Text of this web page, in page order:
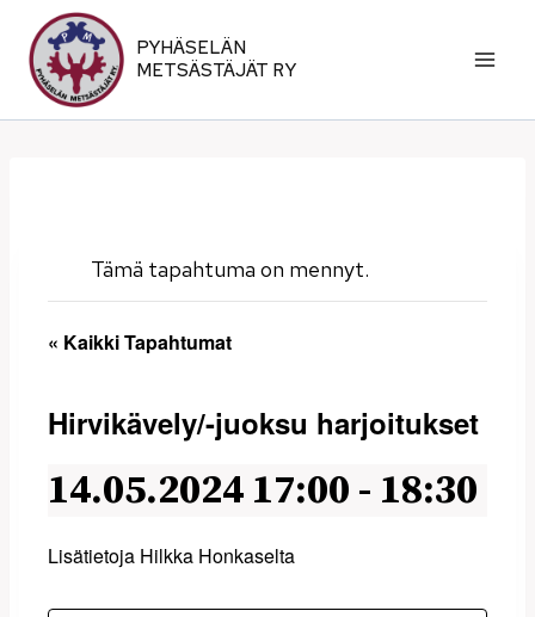
sisältöön
PYHÄSELÄN
METSÄSTÄJÄT RY
Tämä tapahtuma on mennyt.
« Kaikki Tapahtumat
Hirvikävely/-juoksu harjoitukset
14.05.2024 17:00 - 18:30
Lisätietoja Hilkka Honkaselta